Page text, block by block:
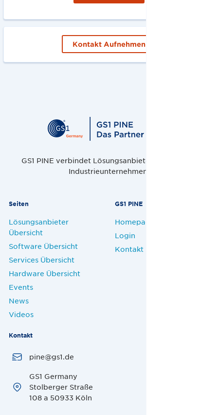
Kontakt Aufnehmen
GS1 PINE verbindet Lösungsanbieter, Handel und
Industrieunternehmen.
Seiten
Lösungsanbieter
Übersicht
Software Übersicht
Services Übersicht
Hardware Übersicht
Events
News
Videos
GS1 PINE
Homepage
Login
Kontakt
Kontakt
pine@gs1.de
GS1 Germany
Stolberger Straße
108 a 50933 Köln